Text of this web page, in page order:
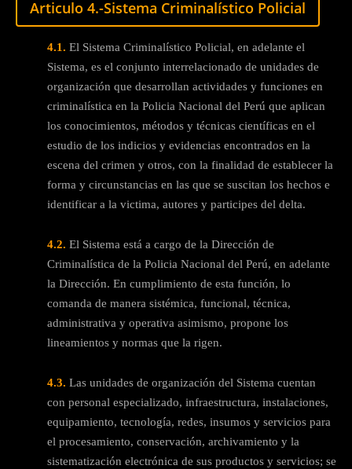
Articulo 4.-Sistema Criminalístico Policial
4.1. El Sistema Criminalístico Policial, en adelante el
Sistema, es el conjunto interrelacionado de unidades de
organización que desarrollan actividades y funciones en
criminalística en la Policia Nacional del Perú que aplican
los conocimientos, métodos y técnicas científicas en el
estudio de los indicios y evidencias encontrados en la
escena del crimen y otros, con la finalidad de establecer la
forma y circunstancias en las que se suscitan los hechos e
identificar a la victima, autores y participes del delta.
4.2. El Sistema está a cargo de la Dirección de
Criminalística de la Policia Nacional del Perú, en adelante
la Dirección. En cumplimiento de esta función, lo
comanda de manera sistémica, funcional, técnica,
administrativa y operativa asimismo, propone los
lineamientos y normas que la rigen.
4.3. Las unidades de organización del Sistema cuentan
con personal especializado, infraestructura, instalaciones,
equipamiento, tecnología, redes, insumos y servicios para
el procesamiento, conservación, archivamiento y la
sistematización electrónica de sus productos y servicios; se